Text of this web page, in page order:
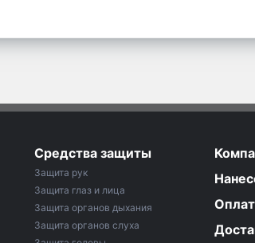
Средства защиты
Защита рук
Защита глаз и лица
Защита органов дыхания
Защита органов слуха